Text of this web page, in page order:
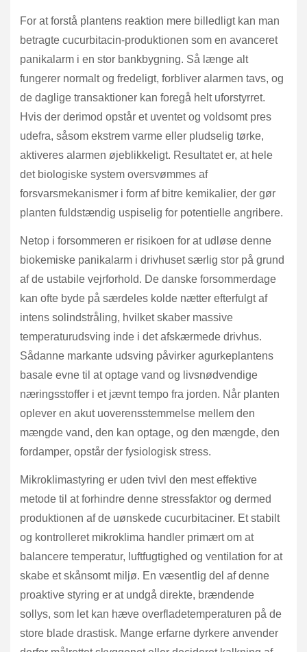
For at forstå plantens reaktion mere billedligt kan man
betragte cucurbitacin-produktionen som en avanceret
panikalarm i en stor bankbygning. Så længe alt
fungerer normalt og fredeligt, forbliver alarmen tavs, og
de daglige transaktioner kan foregå helt uforstyrret.
Hvis der derimod opstår et uventet og voldsomt pres
udefra, såsom ekstrem varme eller pludselig tørke,
aktiveres alarmen øjeblikkeligt. Resultatet er, at hele
det biologiske system oversvømmes af
forsvarsmekanismer i form af bitre kemikalier, der gør
planten fuldstændig uspiselig for potentielle angribere.
Netop i forsommeren er risikoen for at udløse denne
biokemiske panikalarm i drivhuset særlig stor på grund
af de ustabile vejrforhold. De danske forsommerdage
kan ofte byde på særdeles kolde nætter efterfulgt af
intens solindstråling, hvilket skaber massive
temperaturudsving inde i det afskærmede drivhus.
Sådanne markante udsving påvirker agurkeplantens
basale evne til at optage vand og livsnødvendige
næringsstoffer i et jævnt tempo fra jorden. Når planten
oplever en akut uoverensstemmelse mellem den
mængde vand, den kan optage, og den mængde, den
fordamper, opstår der fysiologisk stress.
Mikroklimastyring er uden tvivl den mest effektive
metode til at forhindre denne stressfaktor og dermed
produktionen af de uønskede cucurbitaciner. Et stabilt
og kontrolleret mikroklima handler primært om at
balancere temperatur, luftfugtighed og ventilation for at
skabe et skånsomt miljø. En væsentlig del af denne
proaktive styring er at undgå direkte, brændende
sollys, som let kan hæve overfladetemperaturen på de
store blade drastisk. Mange erfarne dyrkere anvender